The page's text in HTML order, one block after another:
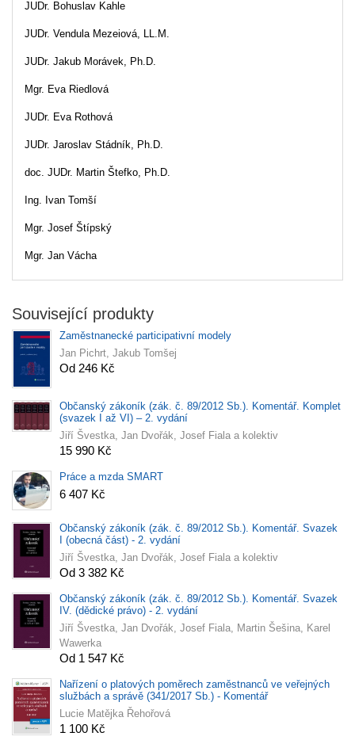
JUDr. Bohuslav Kahle
JUDr. Vendula Mezeiová, LL.M.
JUDr. Jakub Morávek, Ph.D.
Mgr. Eva Riedlová
JUDr. Eva Rothová
JUDr. Jaroslav Stádník, Ph.D.
doc. JUDr. Martin Štefko, Ph.D.
Ing. Ivan Tomší
Mgr. Josef Štípský
Mgr. Jan Vácha
Související produkty
Zaměstnanecké participativní modely
Jan Pichrt, Jakub Tomšej
Od 246 Kč
Občanský zákoník (zák. č. 89/2012 Sb.). Komentář. Komplet
(svazek I až VI) – 2. vydání
Jiří Švestka, Jan Dvořák, Josef Fiala a kolektiv
15 990 Kč
Práce a mzda SMART
6 407 Kč
Občanský zákoník (zák. č. 89/2012 Sb.). Komentář. Svazek
I (obecná část) - 2. vydání
Jiří Švestka, Jan Dvořák, Josef Fiala a kolektiv
Od 3 382 Kč
Občanský zákoník (zák. č. 89/2012 Sb.). Komentář. Svazek
IV. (dědické právo) - 2. vydání
Jiří Švestka, Jan Dvořák, Josef Fiala, Martin Šešina, Karel
Wawerka
Od 1 547 Kč
Nařízení o platových poměrech zaměstnanců ve veřejných
službách a správě (341/2017 Sb.) - Komentář
Lucie Matějka Řehořová
1 100 Kč